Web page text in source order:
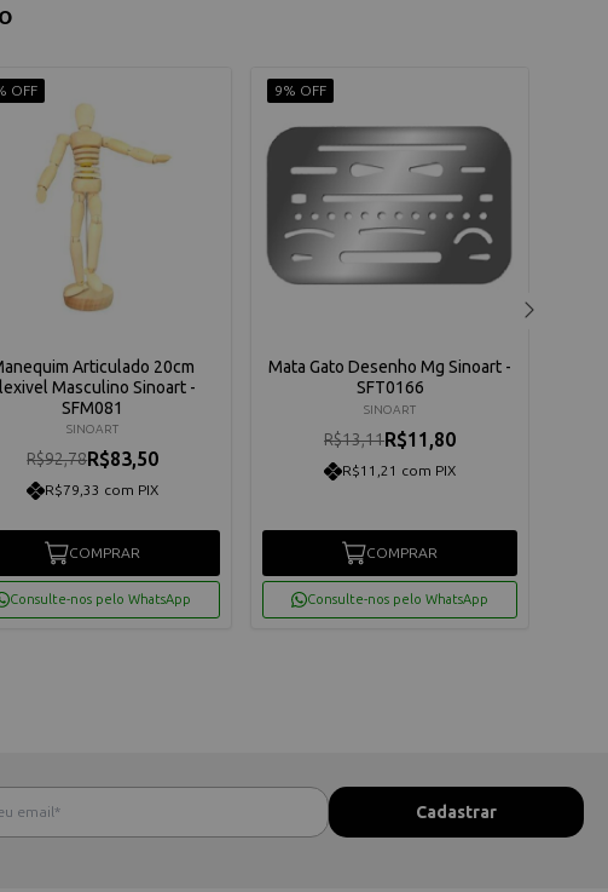
OFF
Articulado 20cm
Masculino Sinoart -
SFM081
SINOART
R$92,78R$83,50
R$79,33 com PIX
COMPRAR
Consulte-nos pelo WhatsApp
9% OFF
Mata Gato Desenho Mg Sinoart -
SFT0166
SINOART
R$13,11R$11,80
R$11,21 com PIX
COMPRAR
Consulte-nos pelo WhatsApp